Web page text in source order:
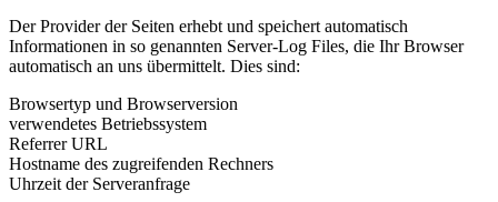
Der Provider der Seiten erhebt und speichert automatisch
Informationen in so genannten Server-Log Files, die Ihr Browser
automatisch an uns übermittelt. Dies sind:
Browsertyp und Browserversion
verwendetes Betriebssystem
Referrer URL
Hostname des zugreifenden Rechners
Uhrzeit der Serveranfrage